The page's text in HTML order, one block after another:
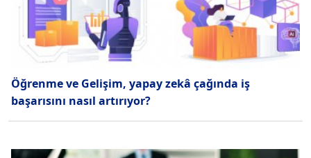
Öğrenme ve Gelişim, yapay zekâ çağında iş
başarısını nasıl artırıyor?